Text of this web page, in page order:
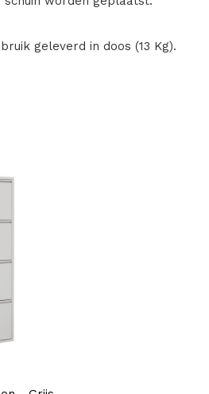
geleverd in doos (13 Kg).